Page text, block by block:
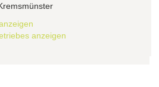
anzeigen